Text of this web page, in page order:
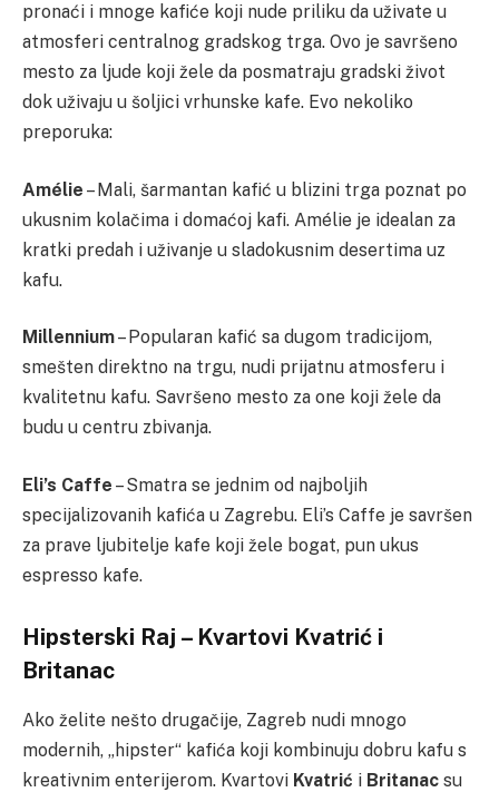
pronaći i mnoge kafiće koji nude priliku da uživate u
atmosferi centralnog gradskog trga. Ovo je savršeno
mesto za ljude koji žele da posmatraju gradski život
dok uživaju u šoljici vrhunske kafe. Evo nekoliko
preporuka:
Amélie – Mali, šarmantan kafić u blizini trga poznat po
ukusnim kolačima i domaćoj kafi. Amélie je idealan za
kratki predah i uživanje u sladokusnim desertima uz
kafu.
Millennium– Popularan kafić sa dugom tradicijom,
smešten direktno na trgu, nudi prijatnu atmosferu i
kvalitetnu kafu. Savršeno mesto za one koji žele da
budu u centru zbivanja.
Eli’s Caffe – Smatra se jednim od najboljih
specijalizovanih kafića u Zagrebu. Eli’s Caffe je savršen
za prave ljubitelje kafe koji žele bogat, pun ukus
espresso kafe.
Hipsterski Raj – Kvartovi Kvatrić i
Britanac
Ako želite nešto drugačije, Zagreb nudi mnogo
modernih, „hipster“ kafića koji kombinuju dobru kafu s
kreativnim enterijerom. Kvartovi Kvatrić i Britanac su